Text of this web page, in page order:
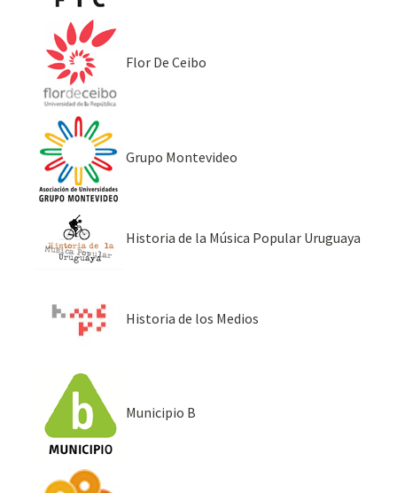
Flor De Ceibo
Grupo Montevideo
Historia de la Música Popular Uruguaya
Historia de los Medios
Municipio B